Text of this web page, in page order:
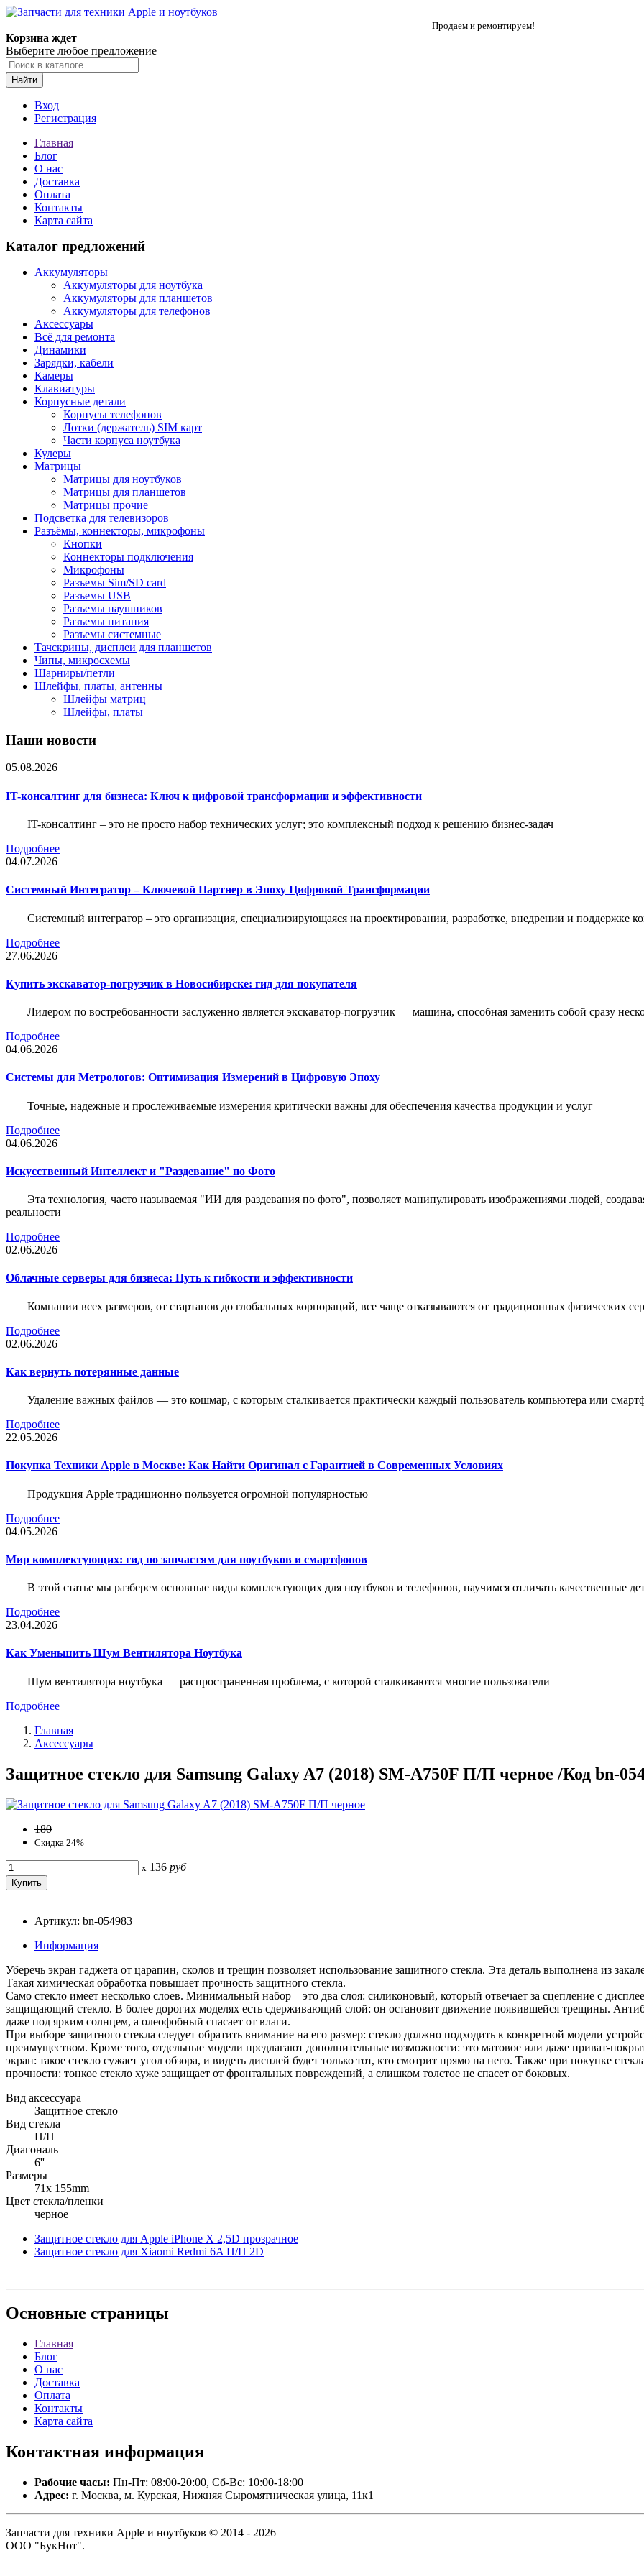
Продаем и ремонтируем!
Корзина ждет
Выберите любое предложение
Найти
Вход
Регистрация
Главная
Блог
О нас
Доставка
Оплата
Контакты
Карта сайта
Каталог предложений
Аккумуляторы
Аккумуляторы для ноутбука
Аккумуляторы для планшетов
Аккумуляторы для телефонов
Аксессуары
Всё для ремонта
Динамики
Зарядки, кабели
Камеры
Клавиатуры
Корпусные детали
Корпусы телефонов
Лотки (держатель) SIM карт
Части корпуса ноутбука
Кулеры
Матрицы
Матрицы для ноутбуков
Матрицы для планшетов
Матрицы прочие
Подсветка для телевизоров
Разъёмы, коннекторы, микрофоны
Кнопки
Коннекторы подключения
Микрофоны
Разъемы Sim/SD card
Разъемы USB
Разъемы наушников
Разъемы питания
Разъемы системные
Тачскрины, дисплеи для планшетов
Чипы, микросхемы
Шарниры/петли
Шлейфы, платы, антенны
Шлейфы матриц
Шлейфы, платы
Наши новости
05.08.2026
IT-консалтинг для бизнеса: Ключ к цифровой трансформации и эффективности
IT-консалтинг – это не просто набор технических услуг; это комплексный подход к решению бизнес-задач
Подробнее
04.07.2026
Системный Интегратор – Ключевой Партнер в Эпоху Цифровой Трансформации
Системный интегратор – это организация, специализирующаяся на проектировании, разработке, внедрении и поддержке
Подробнее
27.06.2026
Купить экскаватор-погрузчик в Новосибирске: гид для покупателя
Лидером по востребованности заслуженно является экскаватор-погрузчик — машина, способная заменить собой сразу
Подробнее
04.06.2026
Системы для Метрологов: Оптимизация Измерений в Цифровую Эпоху
Точные, надежные и прослеживаемые измерения критически важны для обеспечения качества продукции и услуг
Подробнее
04.06.2026
Искусственный Интеллект и "Раздевание" по Фото
Эта технология, часто называемая "ИИ для раздевания по фото", позволяет манипулировать изображениями людей,
реальности
Подробнее
02.06.2026
Облачные серверы для бизнеса: Путь к гибкости и эффективности
Компании всех размеров, от стартапов до глобальных корпораций, все чаще отказываются от традиционных физических
Подробнее
02.06.2026
Как вернуть потерянные данные
Удаление важных файлов — это кошмар, с которым сталкивается практически каждый пользователь компьютера или
Подробнее
22.05.2026
Покупка Техники Apple в Москве: Как Найти Оригинал с Гарантией в Современных Условиях
Продукция Apple традиционно пользуется огромной популярностью
Подробнее
04.05.2026
Мир комплектующих: гид по запчастям для ноутбуков и смартфонов
В этой статье мы разберем основные виды комплектующих для ноутбуков и телефонов, научимся отличать качественные
Подробнее
23.04.2026
Как Уменьшить Шум Вентилятора Ноутбука
Шум вентилятора ноутбука — распространенная проблема, с которой сталкиваются многие пользователи
Подробнее
Главная
Аксессуары
Защитное стекло для Samsung Galaxy A7 (2018) SM-A750F П/П черное /Код bn-
180
Скидка 24%
x 136 руб
Артикул: bn-054983
Информация
Уберечь экран гаджета от царапин, сколов и трещин позволяет использование защитного стекла. Эта деталь выполнена из
Такая химическая обработка повышает прочность защитного стекла.
Само стекло имеет несколько слоев. Минимальный набор – это два слоя: силиконовый, который отвечает за сцепление с
защищающий стекло. В более дорогих моделях есть сдерживающий слой: он остановит движение появившейся трещины.
даже под ярким солнцем, а олеофобный спасает от влаги.
При выборе защитного стекла следует обратить внимание на его размер: стекло должно подходить к конкретной модели
преимуществом. Кроме того, отдельные модели предлагают дополнительные возможности: это матовое или даже приват-
экран: такое стекло сужает угол обзора, и видеть дисплей будет только тот, кто смотрит прямо на него. Также при покупке
прочности: тонкое стекло хуже защищает от фронтальных повреждений, а слишком толстое не спасет от боковых.
Вид аксессуара
Защитное стекло
Вид стекла
П/П
Диагональ
6''
Размеры
71x 155mm
Цвет стекла/пленки
черное
Защитное стекло для Apple iPhone X 2,5D прозрачное
Защитное стекло для Xiaomi Redmi 6A П/П 2D
Основные страницы
Главная
Блог
О нас
Доставка
Оплата
Контакты
Карта сайта
Контактная информация
Рабочие часы: Пн-Пт: 08:00-20:00, Сб-Вс: 10:00-18:00
Адрес: г. Москва, м. Курская, Нижняя Сыромятническая улица, 11к1
Запчасти для техники Apple и ноутбуков © 2014 - 2026
ООО "БукНот".